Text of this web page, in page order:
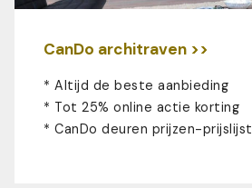
CanDo architraven >>
* Altijd de beste aanbieding
* Tot 25% online actie korting
* CanDo deuren prijzen-prijslijst